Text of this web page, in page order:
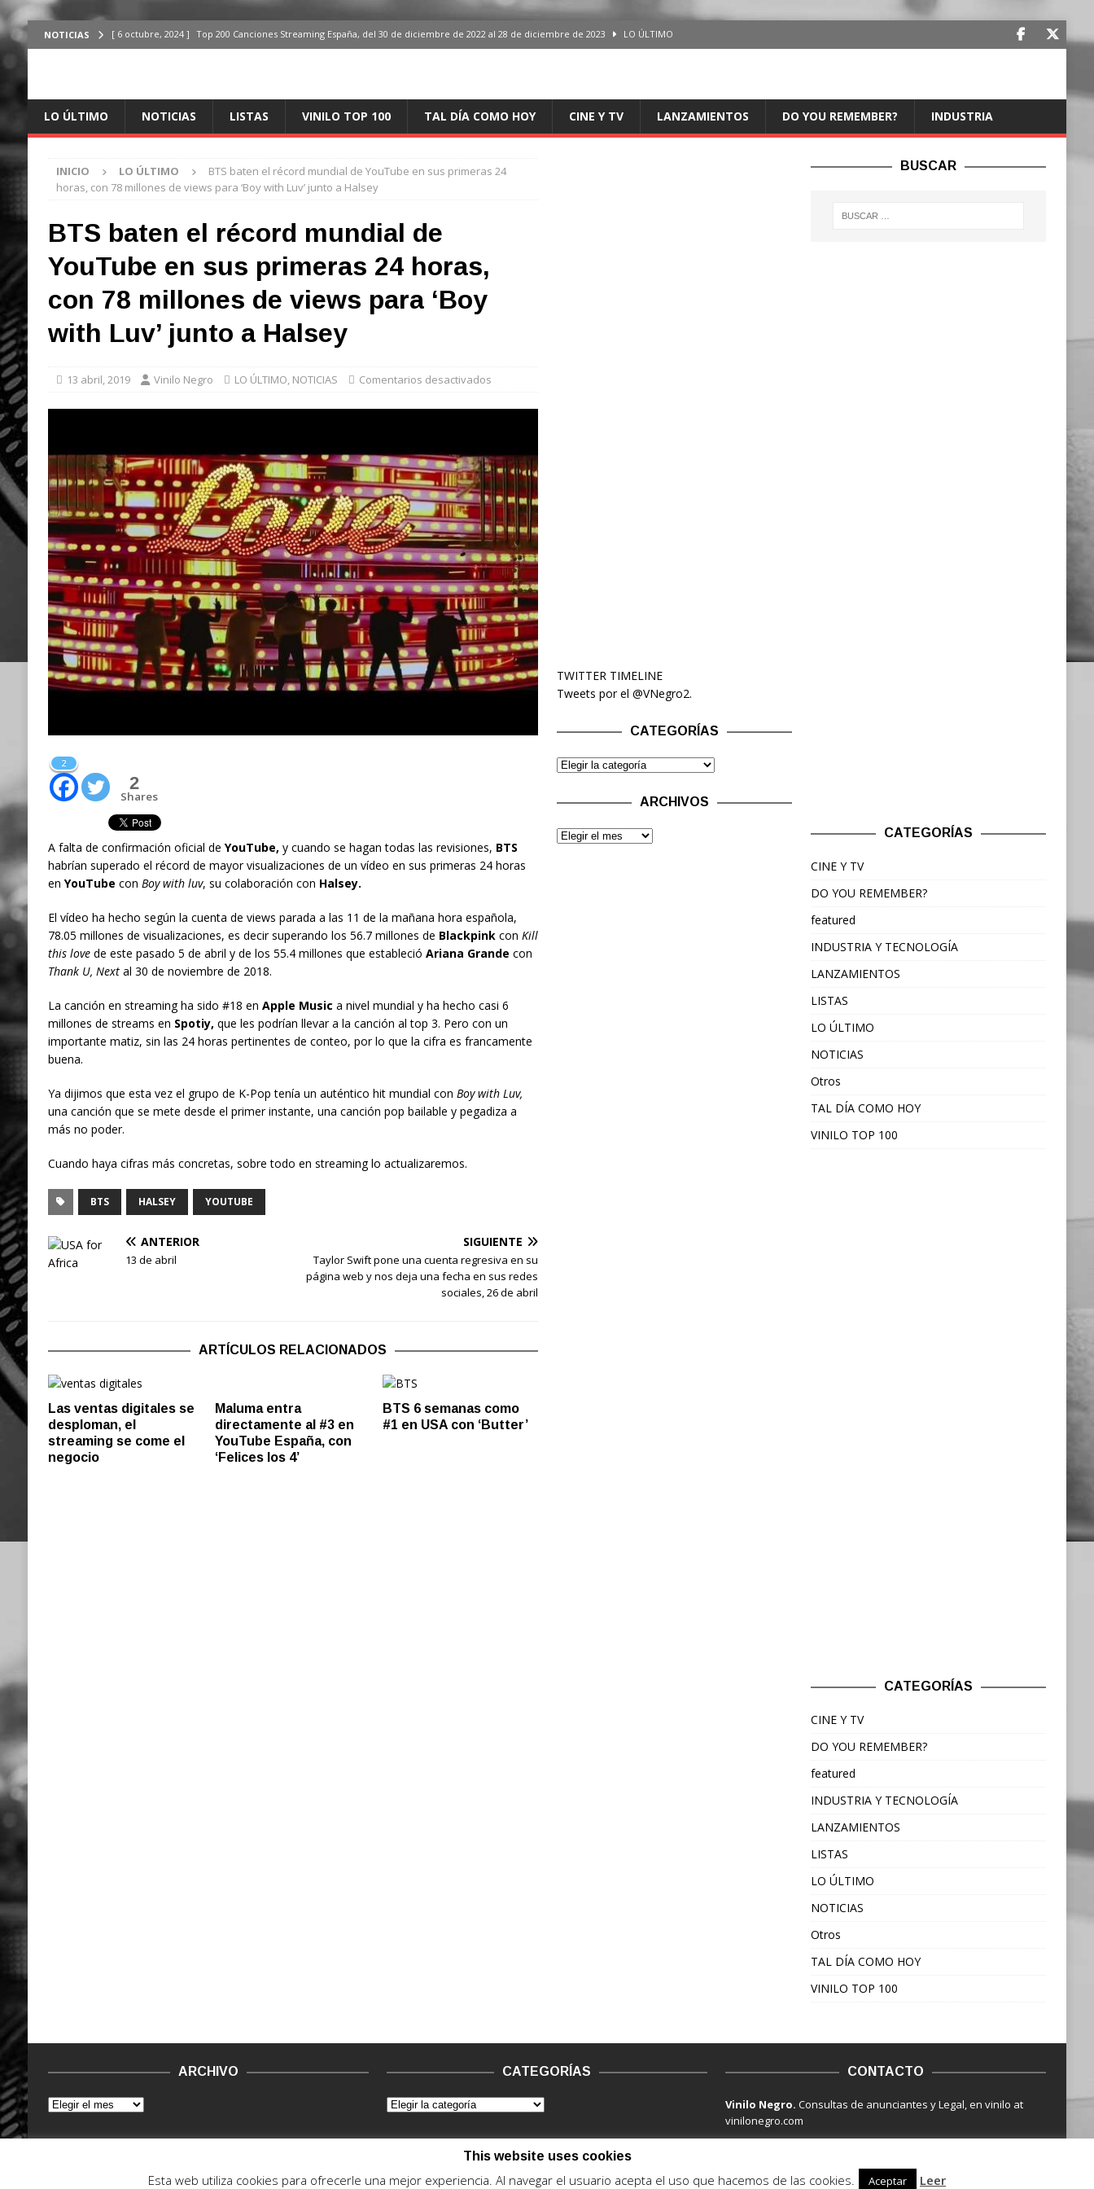
NOTICIAS [ 6 octubre, 2024 ] Top 200 Canciones Streaming España, del 30 de diciembre de 2022 al 28 de diciembre de 2023 LO ÚLTIMO
ÚLTIMO
ÚLTIMO
LO ÚLTIMO NOTICIAS LISTAS VINILO TOP 100 TAL DÍA COMO HOY CINE Y TV LANZAMIENTOS DO YOU REMEMBER? INDUSTRIA
INICIO LO ÚLTIMO
BTS baten el récord mundial de YouTube en sus primeras 24
horas, con 78 millones de views para ‘Boy with Luv’ junto a Halsey
BTS baten el récord mundial de
YouTube en sus primeras 24 horas,
con 78 millones de views para ‘Boy
with Luv’ junto a Halsey
13 abril, 2019 Vinilo Negro LO ÚLTIMO, NOTICIAS Comentarios desactivados
2
2
Shares
A falta de confirmación oficial de YouTube, y cuando se hagan todas las revisiones, BTS
habrían superado el récord de mayor visualizaciones de un vídeo en sus primeras 24 horas
en YouTube con Boy with luv, su colaboración con Halsey.
El vídeo ha hecho según la cuenta de views parada a las 11 de la mañana hora española,
78.05 millones de visualizaciones, es decir superando los 56.7 millones de Blackpinkcon Kill
this lovede este pasado 5 de abril y de los 55.4 millones que estableció Ariana Grande con
Thank U, Nextal 30 de noviembre de 2018.
La canción en streaming ha sido #18 en Apple Music a nivel mundial y ha hecho casi 6
millones de streams en Spotiy, que les podrían llevar a la canción al top 3. Pero con un
importante matiz, sin las 24 horas pertinentes de conteo, por lo que la cifra es francamente
buena.
Ya dijimos que esta vez el grupo de K-Pop tenía un auténtico hit mundial con Boy with Luv,
una canción que se mete desde el primer instante, una canción pop bailable y pegadiza a
más no poder.
Cuando haya cifras más concretas, sobre todo en streaming lo actualizaremos.
BTS HALSEY YOUTUBE
ANTERIOR
13 de abril
SIGUIENTE
Taylor Swift pone una cuenta regresiva en su
página web y nos deja una fecha en sus redes
sociales, 26 de abril
ARTÍCULOS RELACIONADOS
Las ventas digitales se
desploman, el
streaming se come el
negocio
Maluma entra
directamente al #3 en
YouTube España, con
‘Felices los 4’
BTS 6 semanas como
#1 en USA con ‘Butter’
TWITTER TIMELINE
Tweets por el @VNegro2.
CATEGORÍAS
ARCHIVOS
BUSCAR
CATEGORÍAS
CINE Y TV
DO YOU REMEMBER?
featured
INDUSTRIA Y TECNOLOGÍA
LANZAMIENTOS
LISTAS
LO ÚLTIMO
NOTICIAS
Otros
TAL DÍA COMO HOY
VINILO TOP 100
CATEGORÍAS
CINE Y TV
DO YOU REMEMBER?
featured
INDUSTRIA Y TECNOLOGÍA
LANZAMIENTOS
LISTAS
LO ÚLTIMO
NOTICIAS
Otros
TAL DÍA COMO HOY
VINILO TOP 100
ARCHIVO CATEGORÍAS CONTACTO
Vinilo Negro.Consultas de anunciantes y Legal, en vinilo at
vinilonegro.com
This website uses cookies
Esta web utiliza cookies para ofrecerle una mejor experiencia. Al navegar el usuario acepta el uso que hacemos de las cookies. Aceptar Leer